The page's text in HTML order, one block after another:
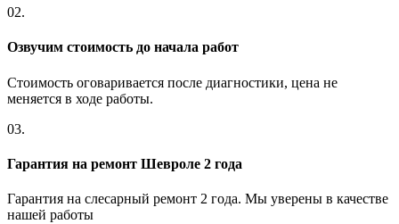
02.
Озвучим стоимость до начала работ
Стоимость оговаривается после диагностики, цена не
меняется в ходе работы.
03.
Гарантия на ремонт Шевроле 2 года
Гарантия на слесарный ремонт 2 года. Мы уверены в качестве
нашей работы